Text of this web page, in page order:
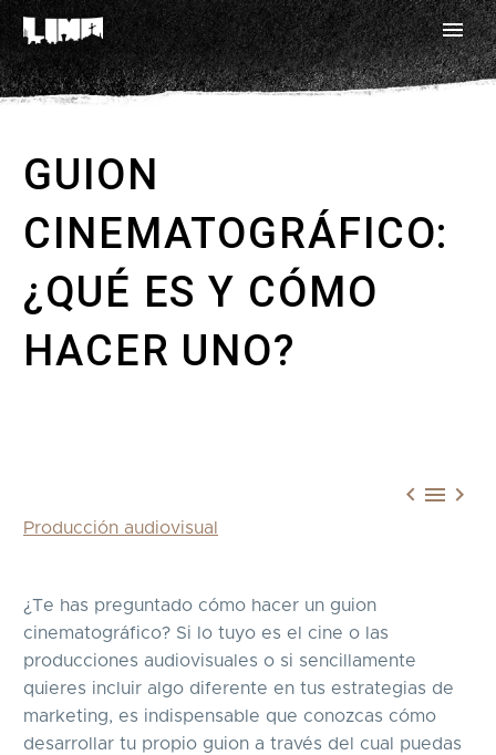
GUION
CINEMATOGRÁFICO:
¿QUÉ ES Y CÓMO
HACER UNO?
  
Producción audiovisual
¿Te has preguntado cómo hacer un guion
cinematográfico? Si lo tuyo es el cine o las
producciones audiovisuales o si sencillamente
quieres incluir algo diferente en tus estrategias de
marketing, es indispensable que conozcas cómo
desarrollar tu propio guion a través del cual puedas